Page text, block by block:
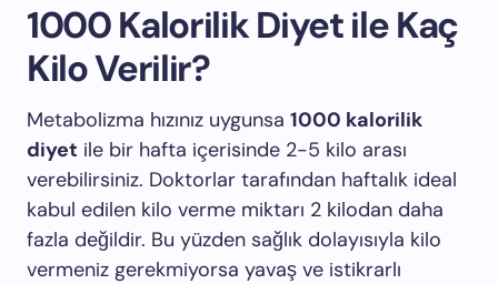
1000 Kalorilik Diyet ile Kaç
Kilo Verilir?
Metabolizma hızınız uygunsa 1000 kalorilik
diyet ile bir hafta içerisinde 2-5 kilo arası
verebilirsiniz. Doktorlar tarafından haftalık ideal
kabul edilen kilo verme miktarı 2 kilodan daha
fazla değildir. Bu yüzden sağlık dolayısıyla kilo
vermeniz gerekmiyorsa yavaş ve istikrarlı